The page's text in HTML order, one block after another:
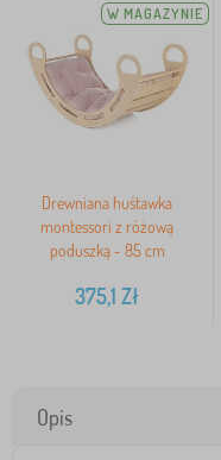
W MAGAZYNIE
Drewniana huśtawka
montessori z różową
poduszką - 85 cm
375,1 Zł
Opis